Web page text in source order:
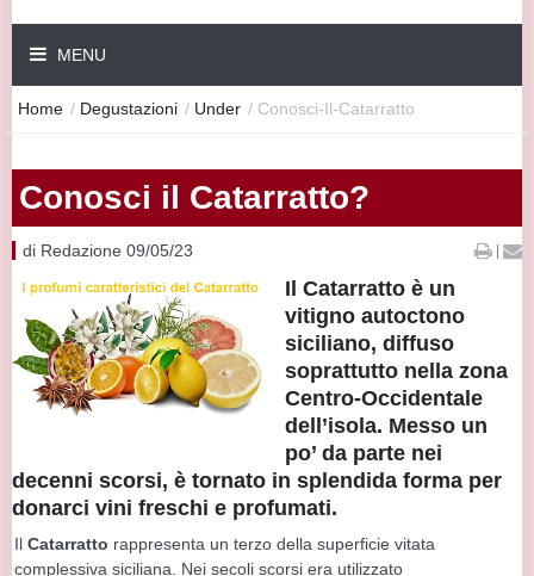
MENU
Home / Degustazioni / Under / Conosci-Il-Catarratto
Conosci il Catarratto?
di Redazione 09/05/23 |
Il Catarratto è un
vitigno autoctono
siciliano, diffuso
soprattutto nella zona
Centro-Occidentale
dell’isola. Messo un
po’ da parte nei
decenni scorsi, è tornato in splendida forma per
donarci vini freschi e profumati.
Il Catarratto rappresenta un terzo della superficie vitata
complessiva siciliana. Nei secoli scorsi era utilizzato